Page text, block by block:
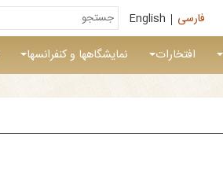
English فارسی
افتخارات نمایشگاهها و کنفرانسها